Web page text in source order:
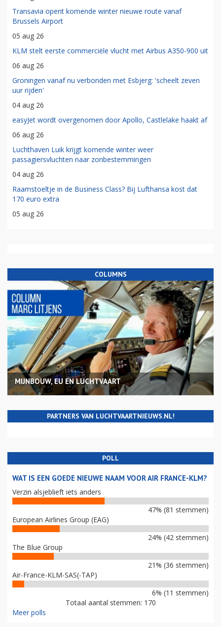
Transavia opent komende winter nieuwe route vanaf
Brussels Airport
05 aug 26
KLM stelt eerste commerciële vlucht met Airbus A350-900 uit
06 aug 26
Groningen vanaf nu verbonden met Esbjerg: 'scheelt zeven
uur rijden'
04 aug 26
easyJet wordt overgenomen door Apollo, Castlelake haakt af
06 aug 26
Luchthaven Luik krijgt komende winter weer
passagiersvluchten naar zonbestemmingen
04 aug 26
Raamstoeltje in de Business Class? Bij Lufthansa kost dat
170 euro extra
05 aug 26
COLUMNS
MIJNBOUW, EU EN LUCHTVAART
PARTNERS VAN LUCHTVAARTNIEUWS.NL!
POLL
WAT IS EEN GOEDE NIEUWE NAAM VOOR AIR FRANCE-KLM?
Verzin alsjeblieft iets anders
47% (81 stemmen)
European Airlines Group (EAG)
24% (42 stemmen)
The Blue Group
21% (36 stemmen)
Air-France-KLM-SAS(-TAP)
6% (11 stemmen)
Totaal aantal stemmen: 170
Meer polls